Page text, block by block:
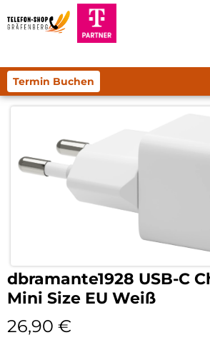
Termin Buchen
dbramante1928 USB-C
Mini Size EU Weiß
26,90 €